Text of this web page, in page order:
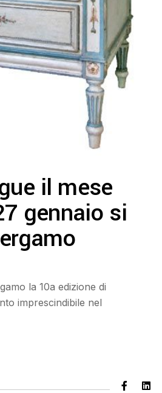
il mese
gennaio si
la 10a edizione di
imprescindibile nel